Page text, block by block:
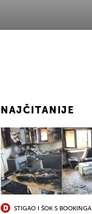
NAJČITANIJE
STIGAO I ŠOK S BOOKINGA